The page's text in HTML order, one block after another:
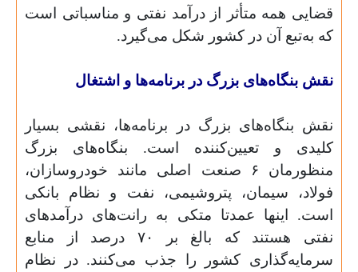
قضایی همه متأثر از درآمد نفتی و مناسباتی است
که به‌تبع آن در کشور شکل می‌گیرد.
نقش بنگاه‌های بزرگ در برنامه‌ها و اشتغال
نقش بنگاه‌های بزرگ در برنامه‌ها، نقشی بسیار
کلیدی و تعیین‌کننده است. بنگاه‌های بزرگ
منظورمان ۶ صنعت اصلی مانند خودروسازان،
فولاد، سیمان، پتروشیمی، نفت و نظام بانکی
است. اینها عمدتا متکی به رانت‌های درآمدهای
نفتی هستند که بالغ بر ۷۰ درصد از منابع
سرمایه‌گذاری کشور را جذب می‌کنند. در نظام